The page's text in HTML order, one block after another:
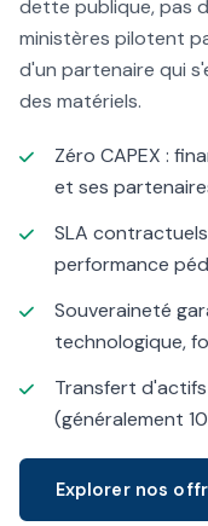
dette publique, pas
ministères pilotent
d'un partenaire qui
des matériels.
Zéro CAPEX :
et ses
SLA
performance
Souveraineté
technologique,
Transfert
(généralement
Explorer nos